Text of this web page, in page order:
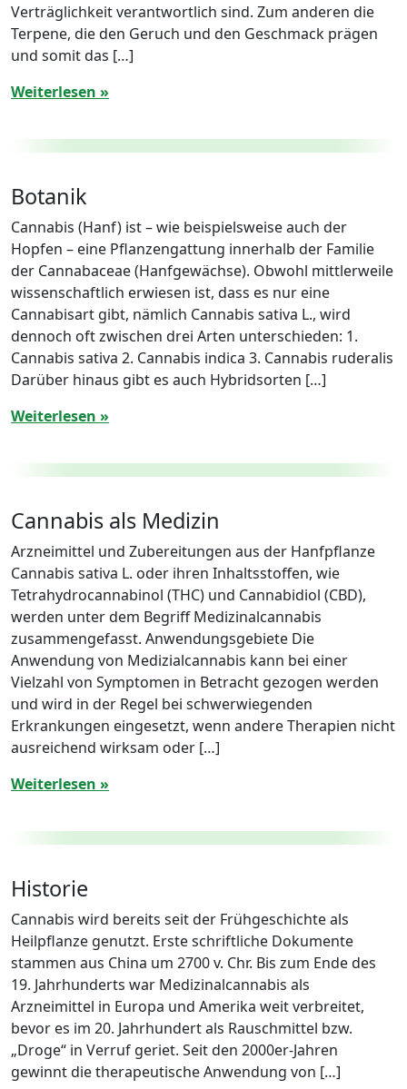
Verträglichkeit verantwortlich sind. Zum anderen die
Terpene, die den Geruch und den Geschmack prägen
und somit das […]
Weiterlesen »
Botanik
Cannabis (Hanf) ist – wie beispielsweise auch der
Hopfen – eine Pflanzengattung innerhalb der Familie
der Cannabaceae (Hanfgewächse). Obwohl mittlerweile
wissenschaftlich erwiesen ist, dass es nur eine
Cannabisart gibt, nämlich Cannabis sativa L., wird
dennoch oft zwischen drei Arten unterschieden: 1.
Cannabis sativa 2. Cannabis indica 3. Cannabis ruderalis
Darüber hinaus gibt es auch Hybridsorten […]
Weiterlesen »
Cannabis als Medizin
Arzneimittel und Zubereitungen aus der Hanfpflanze
Cannabis sativa L. oder ihren Inhaltsstoffen, wie
Tetrahydrocannabinol (THC) und Cannabidiol (CBD),
werden unter dem Begriff Medizinalcannabis
zusammengefasst. Anwendungsgebiete Die
Anwendung von Medizialcannabis kann bei einer
Vielzahl von Symptomen in Betracht gezogen werden
und wird in der Regel bei schwerwiegenden
Erkrankungen eingesetzt, wenn andere Therapien nicht
ausreichend wirksam oder […]
Weiterlesen »
Historie
Cannabis wird bereits seit der Frühgeschichte als
Heilpflanze genutzt. Erste schriftliche Dokumente
stammen aus China um 2700 v. Chr. Bis zum Ende des
19. Jahrhunderts war Medizinalcannabis als
Arzneimittel in Europa und Amerika weit verbreitet,
bevor es im 20. Jahrhundert als Rauschmittel bzw.
„Droge“ in Verruf geriet. Seit den 2000er-Jahren
gewinnt die therapeutische Anwendung von […]